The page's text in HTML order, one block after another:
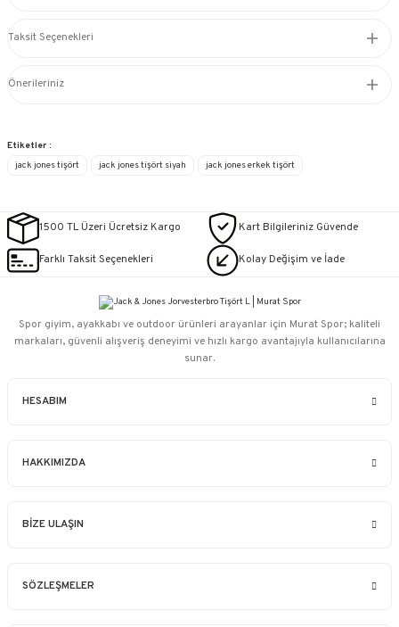
Taksit Seçenekleri
Önerileriniz
Etiketler :
jack jones tişört
jack jones tişört siyah jack jones erkek tişört
1500 TL Üzeri Ücretsiz Kargo Kart Bilgileriniz Güvende
Farklı Taksit Seçenekleri Kolay Değişim ve İade
HESABIM
HAKKIMIZDA
BİZE ULAŞIN
SÖZLEŞMELER
Spor giyim, ayakkabı ve outdoor ürünleri arayanlar için Murat Spor; kaliteli
markaları, güvenli alışveriş deneyimi ve hızlı kargo avantajıyla kullanıcılarına
sunar.